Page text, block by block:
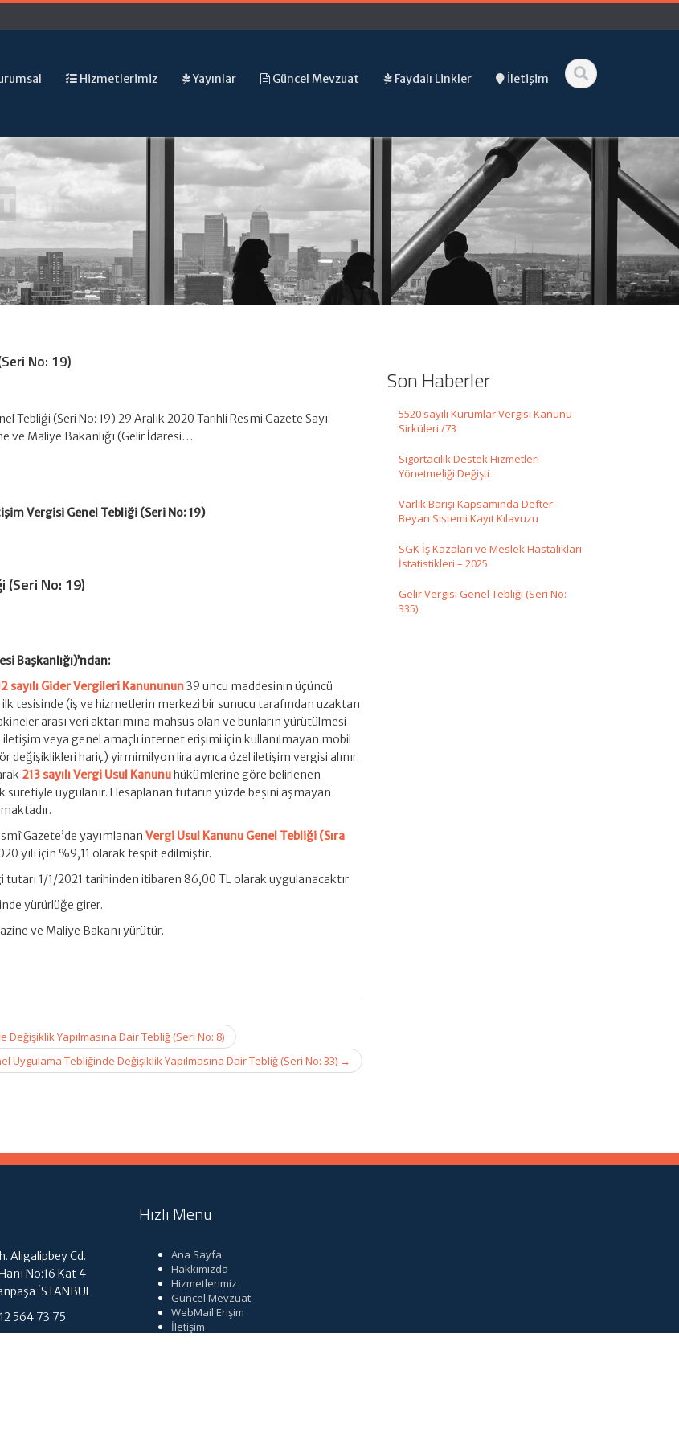
Hizmetlerimiz Yayınlar Güncel Mevzuat Faydalı Linkler İletişim
No: 19)
Tebliği (Seri No: 19) 29 Aralık 2020 Tarihli Resmi Gazete Sayı:
ve Maliye Bakanlığı (Gelir İdaresi…
Vergisi Genel Tebliği (Seri No: 19)
(Seri No: 19)
Başkanlığı)’ndan:
sayılı Gider Vergileri Kanununun39 uncu maddesinin üçüncü
tesisinde (iş ve hizmetlerin merkezi bir sunucu tarafından uzaktan
arası veri aktarımına mahsus olan ve bunların yürütülmesi
iletişim veya genel amaçlı internet erişimi için kullanılmayan mobil
hariç) yirmimilyon lira ayrıca özel iletişim vergisi alınır.
213 sayılı Vergi Usul Kanunu hükümlerine göre belirlenen
suretiyle uygulanır. Hesaplanan tutarın yüzde beşini aşmayan
Gazete’de yayımlananVergi Usul Kanunu Genel Tebliği (Sıra
yılı için %9,11 olarak tespit edilmiştir.
1/1/2021 tarihinden itibaren 86,00 TL olarak uygulanacaktır.
yürürlüğe girer.
ve Maliye Bakanı yürütür.
Değişiklik Yapılmasına Dair Tebliğ (Seri No: 8)
Uygulama Tebliğinde Değişiklik Yapılmasına Dair Tebliğ (Seri No: 33) →
Son Haberler
5520 sayılı Kurumlar Vergisi Kanunu
Sirküleri /73
Sigortacılık Destek Hizmetleri
Yönetmeliği Değişti
Varlık Barışı Kapsamında Defter-
Beyan Sistemi Kayıt Kılavuzu
SGK İş Kazaları ve Meslek Hastalıkları
İstatistikleri – 2025
Gelir Vergisi Genel Tebliği (Seri No:
335)
Aligalipbey Cd.
No:16 Kat 4
İSTANBUL
564 73 75
Hızlı Menü
Ana Sayfa
Hakkımızda
Hizmetlerimiz
Güncel Mevzuat
WebMail Erişim
İletişim